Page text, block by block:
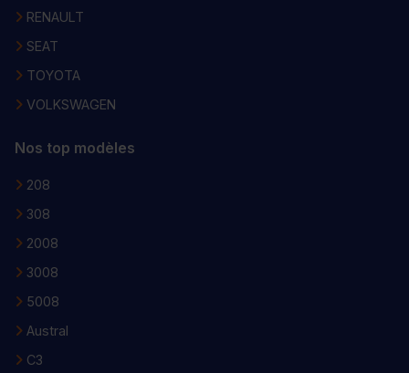
RENAULT
SEAT
TOYOTA
VOLKSWAGEN
Nos top modèles
208
308
2008
3008
5008
Austral
C3